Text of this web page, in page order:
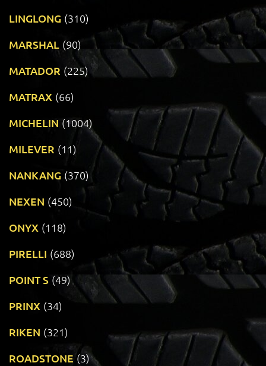
LINGLONG (310)
MARSHAL (90)
MATADOR (225)
MATRAX (66)
MICHELIN (1004)
MILEVER (11)
NANKANG (370)
NEXEN (450)
ONYX (118)
PIRELLI (688)
POINT S (49)
PRINX (34)
RIKEN (321)
ROADSTONE (3)